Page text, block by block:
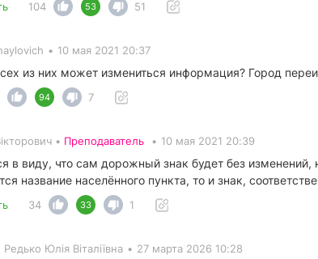
104 53 51
• 10 мая 2021 20:37
из них может измениться информация? Город
94 7
• Преподаватель • 10 мая 2021 20:39
в виду, что сам дорожный знак будет без
название населённого пункта, то и знак,
34 33 1
Редько Юлія Віталіївна • 27 марта 2026 10:28